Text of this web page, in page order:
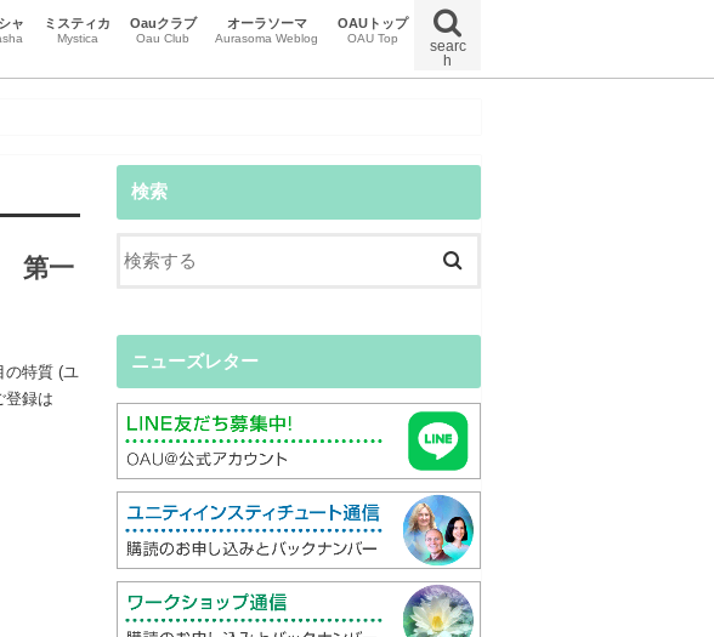
searc
h
ャ
の地図
カウンセリング
トからのカウンセリング
ミスティカ
Mystica
Oauクラブ
Oau Club
Oauマガジン
Oauイベント
Oauクラブニュース
オーラソーマ
Aurasoma Weblog
OAUトップ
OAU Top
特定商取引法に関する法律に基づく表示
オンラインスクール受講規約
プライバシーポリシー
第一
の特質 (ユ
登録は
検索
ニューズレター